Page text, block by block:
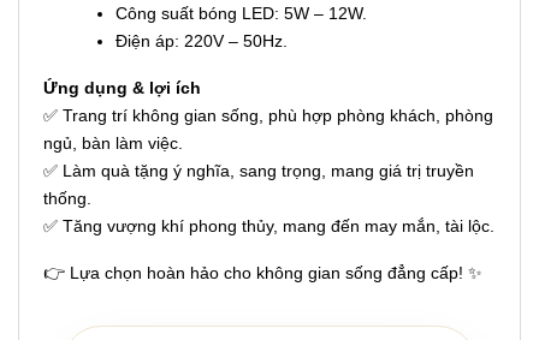
Công suất bóng LED: 5W – 12W.
Điện áp: 220V – 50Hz.
Ứng dụng & lợi ích
✅ Trang trí không gian sống, phù hợp phòng khách, phòng
ngủ, bàn làm việc.
✅ Làm quà tặng ý nghĩa, sang trọng, mang giá trị truyền
thống.
✅ Tăng vượng khí phong thủy, mang đến may mắn, tài lộc.
👉 Lựa chọn hoàn hảo cho không gian sống đẳng cấp! ✨